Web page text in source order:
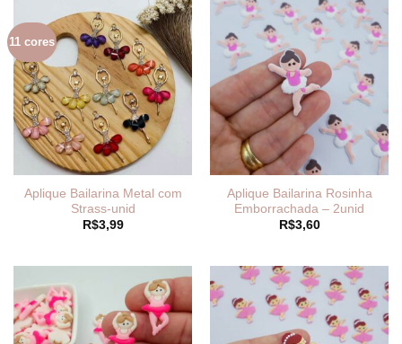
11 cores
Aplique Bailarina Metal com
Strass-unid
R$3,99
Aplique Bailarina Rosinha
Emborrachada – 2unid
R$3,60